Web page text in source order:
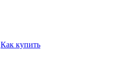
Как купить